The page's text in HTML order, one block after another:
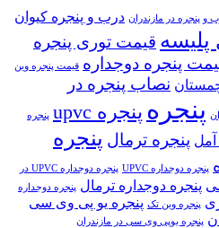
و پنجره در مازندران درب و پنجره کیوان
قیمت توری پنجره
پنجره دوجداره قیمت پنجره وین
نصاب پنجره در
پنجره پنجره upvc پنجره
آمل پنجره ترمال پنجره
پنجره دوجداره UPVC
پنجره دوجداره UPVC در
پنجره دوجداره ترمال پنجره دوجداره
پنجره وین تک پنجره یو پی وی سی
پنجره یوپی وی سی در مازندران